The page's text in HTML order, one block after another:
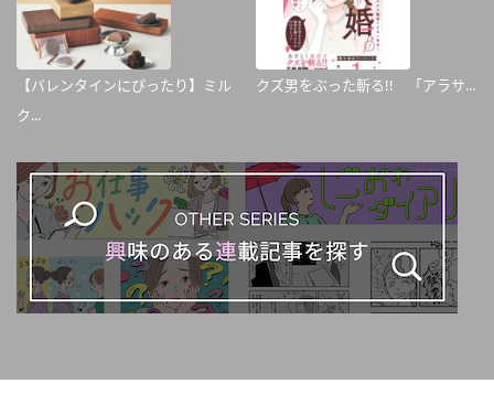
【バレンタインにぴったり】ミル
ク...
クズ男をぶった斬る!! 「アラサ...